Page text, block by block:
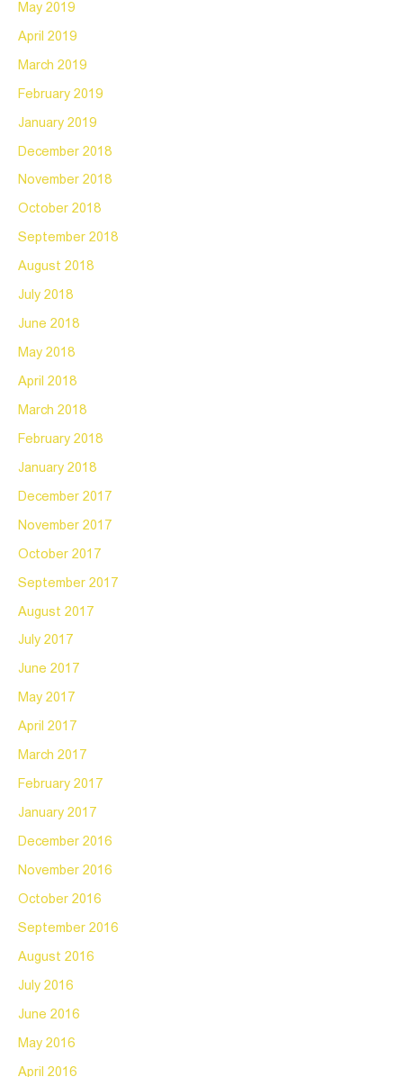
May 2019
April 2019
March 2019
February 2019
January 2019
December 2018
November 2018
October 2018
September 2018
August 2018
July 2018
June 2018
May 2018
April 2018
March 2018
February 2018
January 2018
December 2017
November 2017
October 2017
September 2017
August 2017
July 2017
June 2017
May 2017
April 2017
March 2017
February 2017
January 2017
December 2016
November 2016
October 2016
September 2016
August 2016
July 2016
June 2016
May 2016
April 2016